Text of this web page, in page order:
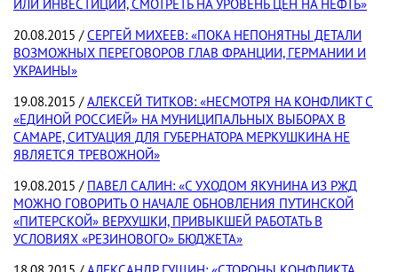
ИЛИ ИНВЕСТИЦИИ, СМОТРЕТЬ НА УРОВЕНЬ ЦЕН НА НЕФТЬ»
20.08.2015 /СЕРГЕЙ МИХЕЕВ: «ПОКА НЕПОНЯТНЫ ДЕТАЛИ
ВОЗМОЖНЫХ ПЕРЕГОВОРОВ ГЛАВ ФРАНЦИИ, ГЕРМАНИИ И
УКРАИНЫ»
19.08.2015 /АЛЕКСЕЙ ТИТКОВ: «НЕСМОТРЯ НА КОНФЛИКТ С
«ЕДИНОЙ РОССИЕЙ» НА МУНИЦИПАЛЬНЫХ ВЫБОРАХ В
САМАРЕ, СИТУАЦИЯ ДЛЯ ГУБЕРНАТОРА МЕРКУШКИНА НЕ
ЯВЛЯЕТСЯ ТРЕВОЖНОЙ»
19.08.2015 / ПАВЕЛ САЛИН: «С УХОДОМ ЯКУНИНА ИЗ РЖД
МОЖНО ГОВОРИТЬ О НАЧАЛЕ ОБНОВЛЕНИЯ ПУТИНСКОЙ
«ПИТЕРСКОЙ» ВЕРХУШКИ, ПРИВЫКШЕЙ РАБОТАТЬ В
УСЛОВИЯХ «РЕЗИНОВОГО» БЮДЖЕТА»